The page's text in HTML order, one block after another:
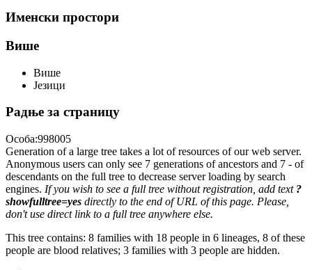
Именски простори
Више
Више
Језици
Радње за страницу
Особа:998005
Generation of a large tree takes a lot of resources of our web server.
Anonymous users can only see 7 generations of ancestors and 7 - of
descendants on the full tree to decrease server loading by search
engines. If you wish to see a full tree without registration, add text ?
showfulltree=yes directly to the end of URL of this page. Please,
don't use direct link to a full tree anywhere else.
This tree contains: 8 families with 18 people in 6 lineages, 8 of these
people are blood relatives; 3 families with 3 people are hidden.